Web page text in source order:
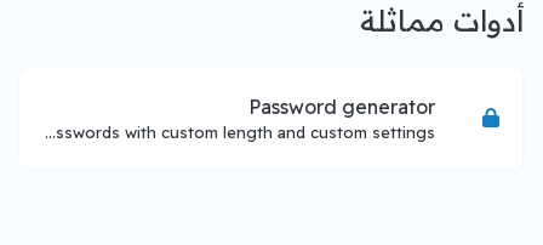
أدوات مماثلة
Password generator
Generate passwords with custom length and custom settings.